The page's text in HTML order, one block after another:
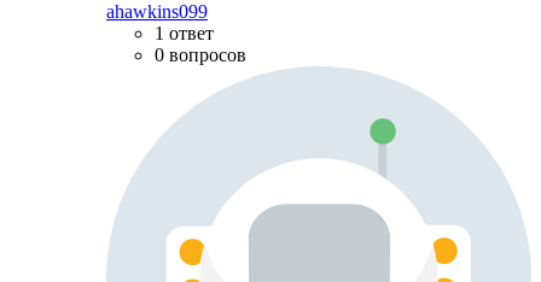
ahawkins099
1 ответ
0 вопросов